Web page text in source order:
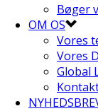
Bøger
OM OS
Vores
Vores
Global